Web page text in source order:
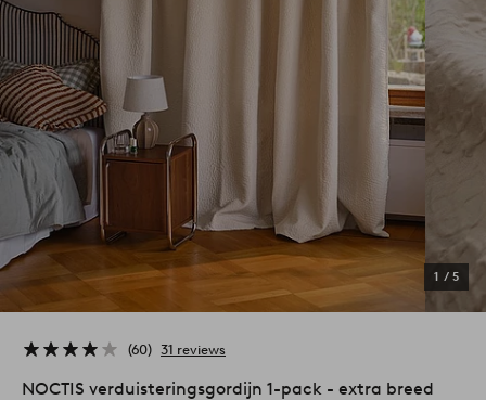
1 / 5
60 31 reviews
NOCTIS verduisteringsgordijn 1-pack - extra breed